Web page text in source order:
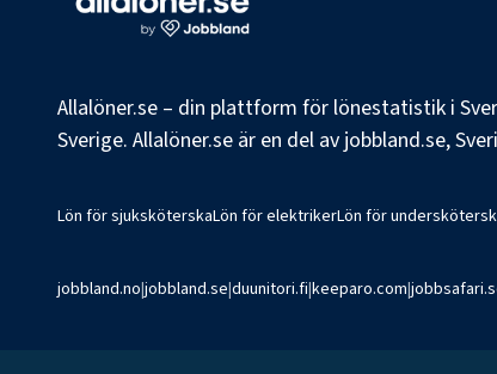
Allalöner.se – din plattform för lönestatistik i
Sverige. Allalöner.se är en del av jobbland.se,
Lön för sjuksköterskaLön för elektrikerLön för
jobbland.no|jobbland.se|duunitori.fi|keeparo.com|